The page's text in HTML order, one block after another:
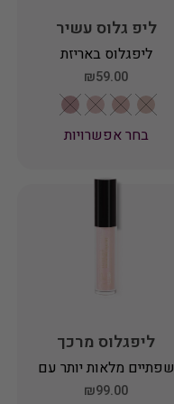
ליפ גלוס עשיר
בלחות INGLOT
PLAYINN GO WITH
GLOW LIP GLOSS
GO
ליפגלוס באריזת
שפורפרת קומפקטית
שילווה אותך לכל מקום.
ליפגלוס עשיר בחמאת
שיאה ובויטמין לשפתיים
ואינו משאיר תחושת
₪59.00
בחר אפשרויות
ליפגלוס מרכך
לשפתיים מבריקות
ומלאות
שפתיים מלאות יותר עם
גלוס המעניק נפח
₪99.00